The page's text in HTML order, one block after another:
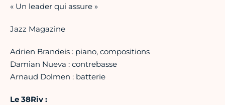
« Un leader qui assure »
Jazz Magazine
Adrien Brandeis : piano, compositions
Damian Nueva : contrebasse
Arnaud Dolmen : batterie
Le 38Riv :